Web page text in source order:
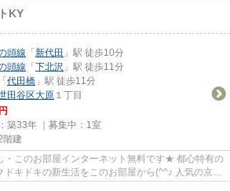
KY
頭線 「新代田 」駅 徒歩10分
頭線 「下北沢 」駅 徒歩11分
「代田橋 」駅 徒歩11分
田谷区大原 １丁目
築33年 ｜募集中： 1室
階建
このお部屋インターネット無料です★ 都心特有の
キドキの新生活をこのお部屋から(^^♪ 人気の京王
...